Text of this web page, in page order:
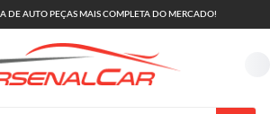
DE AUTO PEÇAS MAIS COMPLETA DO MERCADO!